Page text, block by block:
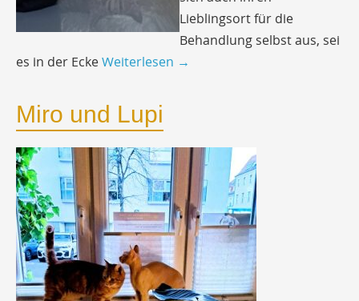
Lieblingsort für die
Behandlung selbst aus, sei
es in der EckeWeiterlesen →
Miro und Lupi